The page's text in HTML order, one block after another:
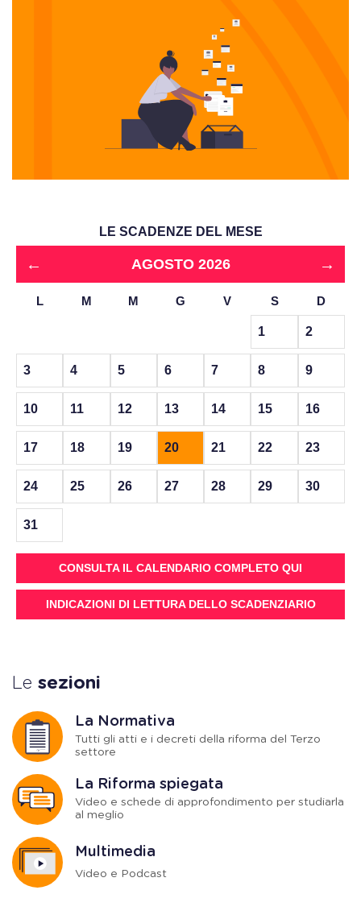
LE SCADENZE DEL MESE
← AGOSTO 2026 →
L M M G V S D
1 2
3 4 5 6 7 8 9
10 11 12 13 14 15 16
17 18 19 20 21 22 23
24 25 26 27 28 29 30
31
CONSULTA IL CALENDARIO COMPLETO QUI
INDICAZIONI DI LETTURA DELLO SCADENZIARIO
Le sezioni
La Normativa
Tutti gli atti e i decreti della riforma del Terzo
settore
La Riforma spiegata
Video e schede di approfondimento per studiarla
al meglio
Multimedia
Video e Podcast